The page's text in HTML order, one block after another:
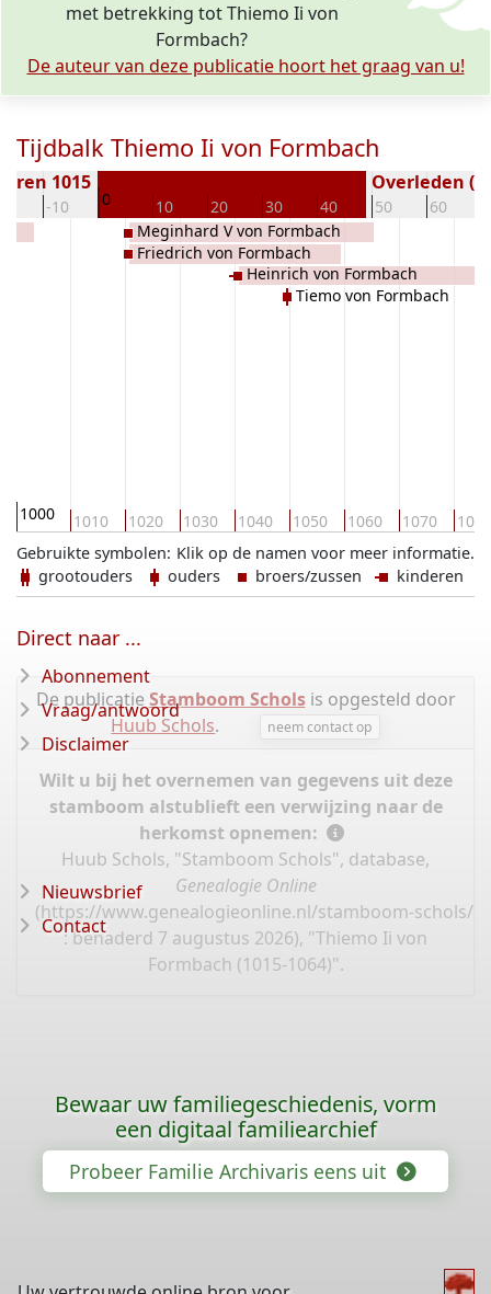
met betrekking tot Thiemo Ii von
Formbach?
De auteur van deze publicatie hoort het graag van u!
Tijdbalk Thiemo Ii von Formbach
-10 0 10 20 30 40 50 60
1015 Overleden (
1000 1010 1020 1030 1040 1050 1060 1070 1080
Meginhard V von Formbach
Friedrich von Formbach
Heinrich von Formbach
Tiemo von Formbach
Klik op de namen voor meer informatie.
Gebruikte symbolen:
grootouders
ouders broers/zussen kinderen
De publicatie Stamboom Scholsis opgesteld door
Huub Schols. neem contact op
Wilt u bij het overnemen van gegevens uit deze
stamboom alstublieft een verwijzing naar de
herkomst opnemen:
Huub Schols, "Stamboom Schols", database,
Genealogie Online
(https://www.genealogieonline.nl/stamboom-schols/
: benaderd 7 augustus 2026), "Thiemo Ii von
Formbach (1015-1064)".
Direct naar ...
Abonnement
Vraag/antwoord
Disclaimer
Nieuwsbrief
Contact
Bewaar uw familiegeschiedenis, vorm
een digitaal familiearchief
Probeer Familie Archivaris eens uit